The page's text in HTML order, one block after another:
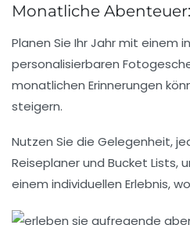
Monatliche
Planen Sie Ihr Jahr mit einem
personalisierbaren
monatlichen Erinnerungen
steigern.
Nutzen Sie die Gelegenheit,
Reiseplanerund Bucket Lists,
einem individuellen Erlebnis,